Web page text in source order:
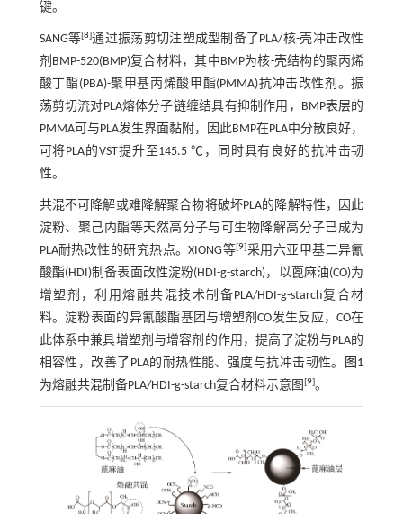
键。
SANG等[8]通过振荡剪切注塑成型制备了PLA/核-壳冲击改性
剂BMP-520(BMP)复合材料，其中BMP为核-壳结构的聚丙烯
酸丁酯(PBA)-聚甲基丙烯酸甲酯(PMMA)抗冲击改性剂。振
荡剪切流对PLA熔体分子链缠结具有抑制作用，BMP表层的
PMMA可与PLA发生界面黏附，因此BMP在PLA中分散良好，
可将PLA的VST提升至145.5 ℃，同时具有良好的抗冲击韧
性。
共混不可降解或难降解聚合物将破坏PLA的降解特性，因此
淀粉、聚己内酯等天然高分子与可生物降解高分子已成为
PLA耐热改性的研究热点。XIONG等[9]采用六亚甲基二异氰
酸酯(HDI)制备表面改性淀粉(HDI-g-starch)，以蓖麻油(CO)为
增塑剂，利用熔融共混技术制备PLA/HDI-g-starch复合材
料。淀粉表面的异氰酸酯基团与增塑剂CO发生反应，CO在
此体系中兼具增塑剂与增容剂的作用，提高了淀粉与PLA的
相容性，改善了PLA的耐热性能、强度与抗冲击韧性。
图1
为熔融共混制备PLA/HDI-g-starch复合材料示意图 [9]。